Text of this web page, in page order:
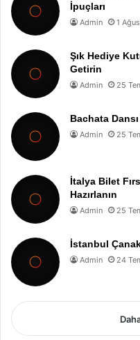
İpuçları
Admin 1
Şık Hediye
Getirin
Admin 25
Bachata
Admin 25
İtalya Bilet
Hazırlanın
Admin 25
İstanbul
Admin 24